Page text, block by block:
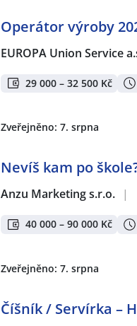
Operátor výroby
EUROPA Union Service
29 000 – 32 500 Kč
Zveřejněno: 7. srpna
Nevíš kam po
Anzu Marketing s.r.o. |
40 000 – 90 000 Kč
Zveřejněno: 7. srpna
Číšník / Servírka –